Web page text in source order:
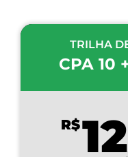
TRILHA
CPA 10
R$